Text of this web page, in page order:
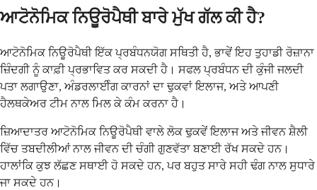
ਆਟੋਨੋਮਿਕ ਨਿਊਰੋਪੈਥੀ ਬਾਰੇ ਮੁੱਖ ਗੱਲ ਕੀ ਹੈ?
ਆਟੋਨੋਮਿਕ ਨਿਊਰੋਪੈਥੀ ਇੱਕ ਪ੍ਰਬੰਧਨਯੋਗ ਸਥਿਤੀ ਹੈ, ਭਾਵੇਂ ਇਹ ਤੁਹਾਡੀ ਰੋਜ਼ਾਨਾ
ਜ਼ਿੰਦਗੀ ਨੂੰ ਕਾਫ਼ੀ ਪ੍ਰਭਾਵਿਤ ਕਰ ਸਕਦੀ ਹੈ। ਸਫਲ ਪ੍ਰਬੰਧਨ ਦੀ ਕੁੰਜੀ ਜਲਦੀ
ਪਤਾ ਲਗਾਉਣਾ, ਅੰਡਰਲਾਈੰਗ ਕਾਰਨਾਂ ਦਾ ਢੁਕਵਾਂ ਇਲਾਜ, ਅਤੇ ਆਪਣੀ
ਹੈਲਥਕੇਅਰ ਟੀਮ ਨਾਲ ਮਿਲ ਕੇ ਕੰਮ ਕਰਨਾ ਹੈ।
ਜ਼ਿਆਦਾਤਰ ਆਟੋਨੋਮਿਕ ਨਿਊਰੋਪੈਥੀ ਵਾਲੇ ਲੋਕ ਢੁਕਵੇਂ ਇਲਾਜ ਅਤੇ ਜੀਵਨ ਸ਼ੈਲੀ
ਵਿੱਚ ਤਬਦੀਲੀਆਂ ਨਾਲ ਜੀਵਨ ਦੀ ਚੰਗੀ ਗੁਣਵੱਤਾ ਬਣਾਈ ਰੱਖ ਸਕਦੇ ਹਨ।
ਹਾਲਾਂਕਿ ਕੁਝ ਲੱਛਣ ਸਥਾਈ ਹੋ ਸਕਦੇ ਹਨ, ਪਰ ਬਹੁਤ ਸਾਰੇ ਸਹੀ ਢੰਗ ਨਾਲ ਸੁਧਾਰੇ
ਜਾ ਸਕਦੇ ਹਨ।